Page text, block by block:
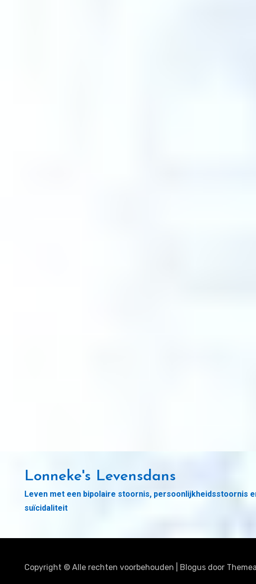
Lonneke's Levensdans
Leven met een bipolaire stoornis, persoonlijkheidsstoornis
suïcidaliteit
Copyright © Alle rechten voorbehouden Blogus door